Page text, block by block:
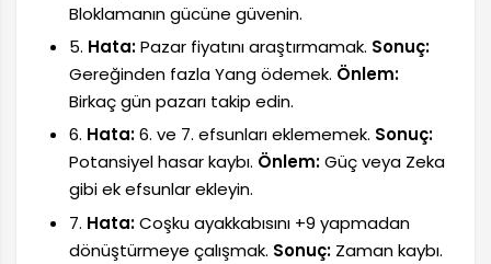
Bloklamanın gücüne güvenin.
5. Hata:Pazar fiyatını araştırmamak. Sonuç:
Gereğinden fazla Yang ödemek. Önlem:
Birkaç gün pazarı takip edin.
6. Hata:6. ve 7. efsunları eklememek. Sonuç:
Potansiyel hasar kaybı. Önlem:Güç veya Zeka
gibi ek efsunlar ekleyin.
7. Hata:Coşku ayakkabısını +9 yapmadan
dönüştürmeye çalışmak. Sonuç:Zaman kaybı.